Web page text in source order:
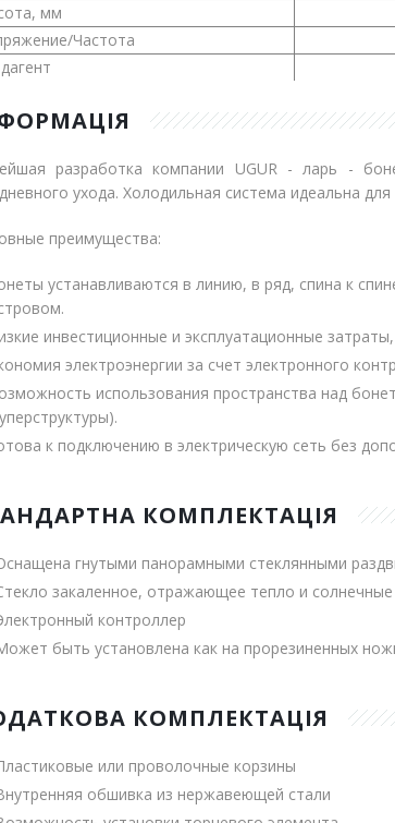
мм
Частота
разработка компании UGUR - ларь -
ухода. Холодильная система идеальна
преимущества:
устанавливаются в линию, в ряд, спина к
инвестиционные и эксплуатационные
электроэнергии за счет электронного
использования пространства над
к подключению в электрическую сеть без
КОМПЛЕКТАЦІЯ
гнутыми панорамными стеклянными
закаленное, отражающее тепло и солнечные
контроллер
быть установлена как на прорезиненных
КОМПЛЕКТАЦІЯ
или проволочные корзины
обшивка из нержавеющей стали